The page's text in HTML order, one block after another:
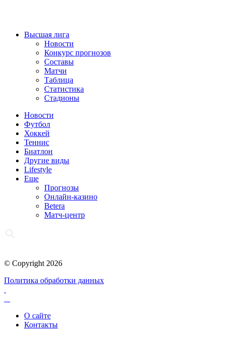
Высшая лига
Новости
Конкурс прогнозов
Составы
Матчи
Таблица
Статистика
Стадионы
Новости
Футбол
Хоккей
Теннис
Биатлон
Другие виды
Lifestyle
Еще
Прогнозы
Онлайн-казино
Betera
Матч-центр
© Copyright 2026
Политика обработки данных
О сайте
Контакты